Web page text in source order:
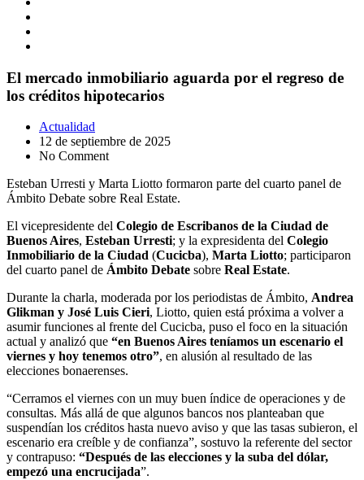
El mercado inmobiliario aguarda por el regreso de
los créditos hipotecarios
Actualidad
12 de septiembre de 2025
No Comment
Esteban Urresti y Marta Liotto formaron parte del cuarto panel de
Ámbito Debate sobre Real Estate.
El vicepresidente del Colegio de Escribanos de la Ciudad de
Buenos Aires, Esteban Urresti; y la expresidenta del Colegio
Inmobiliario de la Ciudad (Cucicba), Marta Liotto; participaron
del cuarto panel de Ámbito Debate sobre Real Estate.
Durante la charla, moderada por los periodistas de Ámbito, Andrea
Glikman y José Luis Cieri, Liotto, quien está próxima a volver a
asumir funciones al frente del Cucicba, puso el foco en la situación
actual y analizó que “en Buenos Aires teníamos un escenario el
viernes y hoy tenemos otro”, en alusión al resultado de las
elecciones bonaerenses.
“Cerramos el viernes con un muy buen índice de operaciones y de
consultas. Más allá de que algunos bancos nos planteaban que
suspendían los créditos hasta nuevo aviso y que las tasas subieron, el
escenario era creíble y de confianza”, sostuvo la referente del sector
y contrapuso: “Después de las elecciones y la suba del dólar,
empezó una encrucijada”.